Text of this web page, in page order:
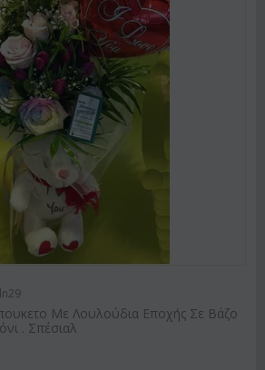
Με Λουλούδια Εποχής Σε Βάζο
. Σπέσιαλ